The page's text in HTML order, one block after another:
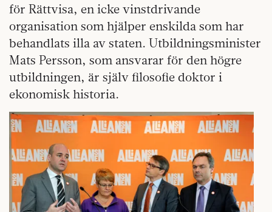
för Rättvisa, en icke vinstdrivande
organisation som hjälper enskilda som har
behandlats illa av staten. Utbildningsminister
Mats Persson, som ansvarar för den högre
utbildningen, är själv filosofie doktor i
ekonomisk historia.